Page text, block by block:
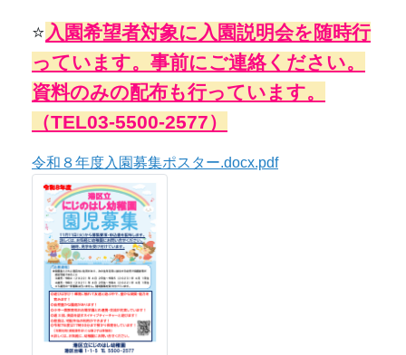
⭐入園希望者対象に入園説明会を随時行
っています。 事前にご連絡ください。
資料のみの配布も行っています。
（TEL03-5500-2577）
令和８年度入園募集ポスター.docx.pdf